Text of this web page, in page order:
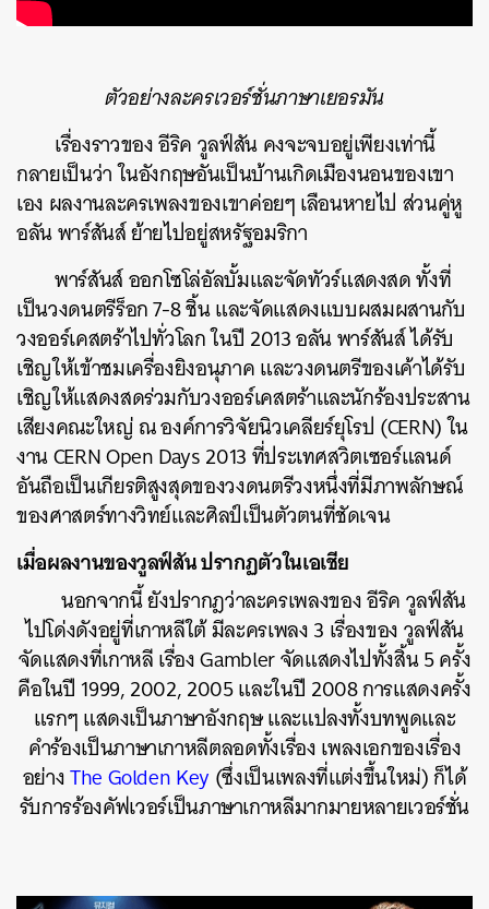
ตัวอย่างละครเวอร์ชั่นภาษาเยอรมัน
เรื่องราวของ อีริค วูลฟ์สัน คงจะจบอยู่เพียงเท่านี้
กลายเป็นว่า ในอังกฤษอันเป็นบ้านเกิดเมืองนอนของเขา
เอง ผลงานละครเพลงของเขาค่อยๆ เลือนหายไป ส่วนคู่หู
อลัน พาร์สันส์ ย้ายไปอยู่สหรัฐอมริกา
พาร์สันส์ ออกโซโล่อัลบั้มและจัดทัวร์แสดงสด ทั้งที่
เป็นวงดนตรีร็อก 7-8 ชิ้น และจัดแสดงแบบผสมผสานกับ
วงออร์เคสตร้าไปทั่วโลก ในปี 2013 อลัน พาร์สันส์ ได้รับ
เชิญให้เข้าชมเครื่องยิงอนุภาค และวงดนตรีของเค้าได้รับ
เชิญให้แสดงสดร่วมกับวงออร์เคสตร้าและนักร้องประสาน
เสียงคณะใหญ่ ณ องค์การวิจัยนิวเคลียร์ยุโรป (CERN) ใน
งาน CERN Open Days 2013 ที่ประเทศสวิตเซอร์แลนด์
อันถือเป็นเกียรติสูงสุดของวงดนตรีวงหนึ่งที่มีภาพลักษณ์
ของศาสตร์ทางวิทย์และศิลป์เป็นตัวตนที่ชัดเจน
เมื่อผลงานของวูลฟ์สัน ปรากฏตัวในเอเชีย
นอกจากนี้ ยังปรากฎว่าละครเพลงของ อีริค วูลฟ์สัน
ไปโด่งดังอยู่ที่เกาหลีใต้ มีละครเพลง 3 เรื่องของ วูลฟ์สัน
จัดแสดงที่เกาหลี เรื่อง Gambler จัดแสดงไปทั้งสิ้น 5 ครั้ง
คือในปี 1999, 2002, 2005 และในปี 2008 การแสดงครั้ง
แรกๆ แสดงเป็นภาษาอังกฤษ และแปลงทั้งบทพูดและ
คำร้องเป็นภาษาเกาหลีตลอดทั้งเรื่อง เพลงเอกของเรื่อง
อย่างThe Golden Key (ซึ่งเป็นเพลงที่แต่งขึ้นใหม่) ก็ได้
รับการร้องคัฟเวอร์เป็นภาษาเกาหลีมากมายหลายเวอร์ชั่น